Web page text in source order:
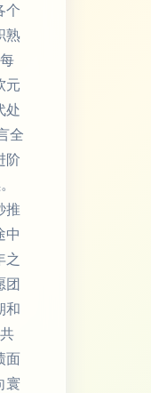
个
熟
元
处
全
阶
推
中
之
团
和
面
寰